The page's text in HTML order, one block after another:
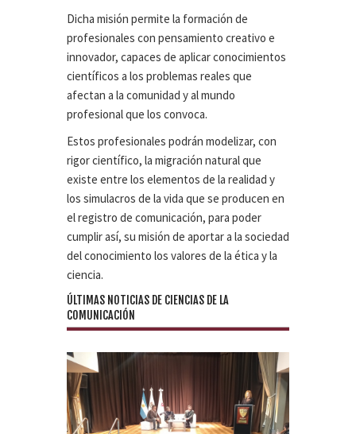
Dicha misión permite la formación de
profesionales con pensamiento creativo e
innovador, capaces de aplicar conocimientos
científicos a los problemas reales que
afectan a la comunidad y al mundo
profesional que los convoca.
Estos profesionales podrán modelizar, con
rigor científico, la migración natural que
existe entre los elementos de la realidad y
los simulacros de la vida que se producen en
el registro de comunicación, para poder
cumplir así, su misión de aportar a la sociedad
del conocimiento los valores de la ética y la
ciencia.
ÚLTIMAS NOTICIAS DE CIENCIAS DE LA
COMUNICACIÓN